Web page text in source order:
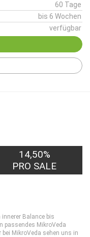
60 Tage
bis 6 Wochen
verfügbar
14,50%
PRO SALE
Balance bis
passendes MikroVeda
MikroVeda sehen uns in